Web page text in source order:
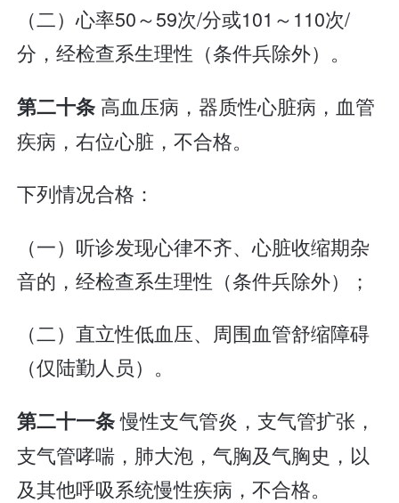
（二）心率50～59次/分或101～110次/
分，经检查系生理性（条件兵除外）。
第二十条 高血压病，器质性心脏病，血管
疾病，右位心脏，不合格。
下列情况合格：
（一）听诊发现心律不齐、心脏收缩期杂
音的，经检查系生理性（条件兵除外）；
（二）直立性低血压、周围血管舒缩障碍
（仅陆勤人员）。
第二十一条慢性支气管炎，支气管扩张，
支气管哮喘，肺大泡，气胸及气胸史，以
及其他呼吸系统慢性疾病，不合格。